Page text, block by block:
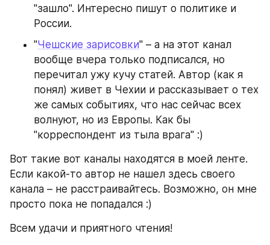
"зашло". Интересно пишут о политике и
России.
"Чешские зарисовки" – а на этот канал
вообще вчера только подписался, но
перечитал ужу кучу статей. Автор (как я
понял) живет в Чехии и рассказывает о тех
же самых событиях, что нас сейчас всех
волнуют, но из Европы. Как бы
"корреспондент из тыла врага" :)
Вот такие вот каналы находятся в моей ленте.
Если какой-то автор не нашел здесь своего
канала – не расстраивайтесь. Возможно, он мне
просто пока не попадался :)
Всем удачи и приятного чтения!